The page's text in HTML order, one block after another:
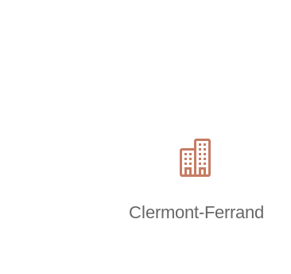

Clermont-Ferrand